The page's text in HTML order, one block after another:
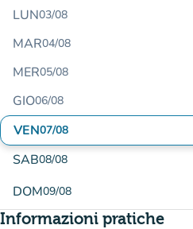
LUN03/08
MAR04/08
MER05/08
GIO06/08
VEN07/08
SAB08/08
DOM09/08
Informazioni pratiche